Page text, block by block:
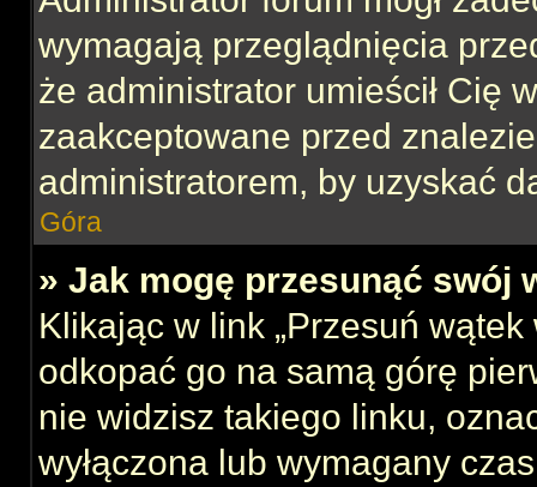
wymagają przeglądnięcia
że administrator umieścił Cię
zaakceptowane przed
administratorem, by uzyskać
Góra
» Jak mogę przesunąć swój
Klikając w link „Przesuń
odkopać go na samą górę
nie widzisz takiego linku,
wyłączona lub wymagany